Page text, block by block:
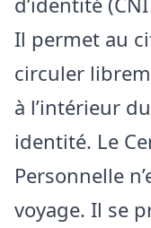
Il permet au
circuler
à l’intérieur
identité. Le
Personnelle
voyage. Il se